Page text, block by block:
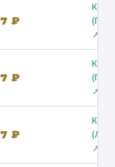
7 ₽
↗
7 ₽
↗
7 ₽
↗